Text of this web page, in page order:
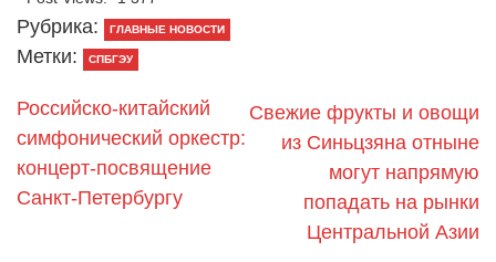
Рубрика: ГЛАВНЫЕ НОВОСТИ
Метки: СПБГЭУ
Российско-китайский
симфонический оркестр:
концерт-посвящение
Санкт-Петербургу
Свежие фрукты и овощи
из Синьцзяна отныне
могут напрямую
попадать на рынки
Центральной Азии